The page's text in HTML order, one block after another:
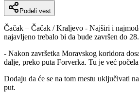
Podeli vest
Čačak – Čačak / Kraljevo - Najširi i
najavljeno trebalo bi da bude završen do
- Nakon završetka Moravskog koridora
dalje, preko puta Forverka. Tu je već
Dodaju da će se na tom mestu uključivati
put.